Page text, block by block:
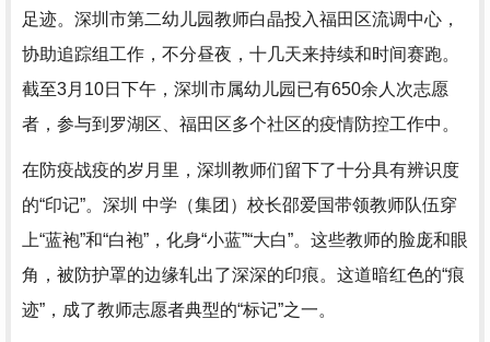
足迹。深圳市第二幼儿园教师白晶投入福田区流调中心，
协助追踪组工作，不分昼夜，十几天来持续和时间赛跑。
截至3月10日下午，深圳市属幼儿园已有650余人次志愿
者，参与到罗湖区、福田区多个社区的疫情防控工作中。
在防疫战疫的岁月里，深圳教师们留下了十分具有辨识度
的“印记”。深圳 中学（集团）校长邵爱国带领教师队伍穿
上“蓝袍”和“白袍”，化身“小蓝”“大白”。这些教师的脸庞和眼
角，被防护罩的边缘轧出了深深的印痕。这道暗红色的“痕
迹”，成了教师志愿者典型的“标记”之一。